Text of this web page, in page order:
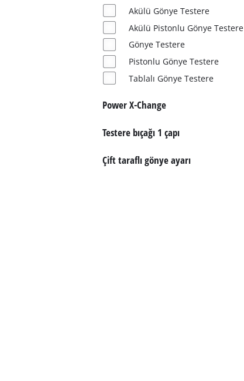
Akülü Gönye Testere
Akülü Pistonlu Gönye Testere
Gönye Testere
Pistonlu Gönye Testere
Tablalı Gönye Testere
Power X-Change
Testere bıçağı 1 çapı
Çift taraflı gönye ayarı